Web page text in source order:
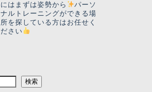
にはまずは姿勢から
パーソ
ナルトレーニングができる場
所を探している方はお任せく
ださい
検索